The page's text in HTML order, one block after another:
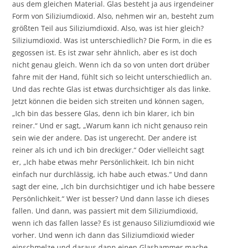
aus dem gleichen Material. Glas besteht ja aus irgendeiner
Form von Siliziumdioxid. Also, nehmen wir an, besteht zum
größten Teil aus Siliziumdioxid. Also, was ist hier gleich?
Siliziumdioxid. Was ist unterschiedlich? Die Form, in die es
gegossen ist. Es ist zwar sehr ähnlich, aber es ist doch
nicht genau gleich. Wenn ich da so von unten dort drüber
fahre mit der Hand, fühlt sich so leicht unterschiedlich an.
Und das rechte Glas ist etwas durchsichtiger als das linke.
Jetzt können die beiden sich streiten und können sagen,
„Ich bin das bessere Glas, denn ich bin klarer, ich bin
reiner.“ Und er sagt, „Warum kann ich nicht genauso rein
sein wie der andere. Das ist ungerecht. Der andere ist
reiner als ich und ich bin dreckiger.“ Oder vielleicht sagt
er, „Ich habe etwas mehr Persönlichkeit. Ich bin nicht
einfach nur durchlässig, ich habe auch etwas.“ Und dann
sagt der eine, „Ich bin durchsichtiger und ich habe bessere
Persönlichkeit.“ Wer ist besser? Und dann lasse ich dieses
fallen. Und dann, was passiert mit dem Siliziumdioxid,
wenn ich das fallen lasse? Es ist genauso Siliziumdioxid wie
vorher. Und wenn ich dann das Siliziumdioxid wieder